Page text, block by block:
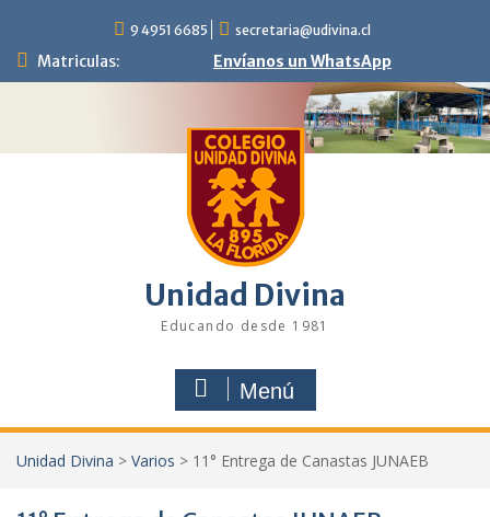
contenido
9 4951 6685 secretaria@udivina.cl
Matriculas: Envíanos un WhatsApp
Unidad Divina
Educando desde 1981
Menú
Unidad Divina > Varios > 11° Entrega de Canastas JUNAEB